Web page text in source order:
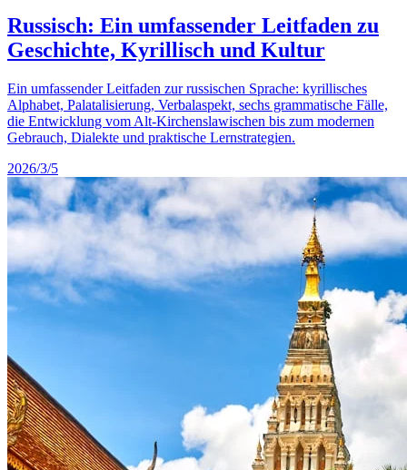
Russisch: Ein umfassender Leitfaden zu
Geschichte, Kyrillisch und Kultur
Ein umfassender Leitfaden zur russischen Sprache: kyrillisches
Alphabet, Palatalisierung, Verbalaspekt, sechs grammatische Fälle,
die Entwicklung vom Alt-Kirchenslawischen bis zum modernen
Gebrauch, Dialekte und praktische Lernstrategien.
2026/3/5